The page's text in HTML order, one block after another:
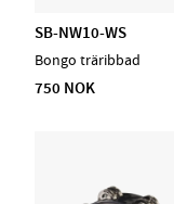
SB-NW10-WS
Bongo träribbad
750 NOK